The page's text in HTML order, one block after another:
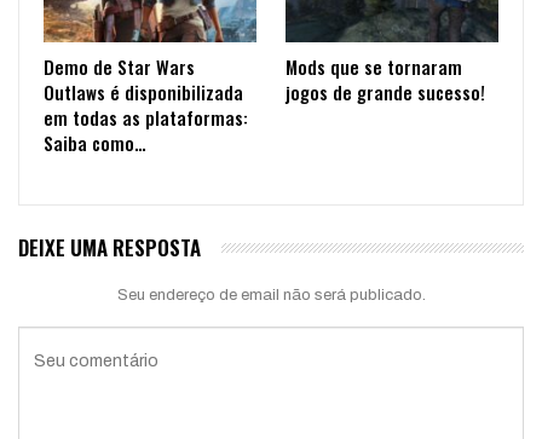
Demo de Star Wars
Outlaws é disponibilizada
em todas as plataformas:
Saiba como…
Mods que se tornaram
jogos de grande sucesso!
DEIXE UMA RESPOSTA
Seu endereço de email não será publicado.